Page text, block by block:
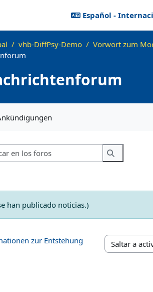
Español -
vhb-DiffPsy-Demo
Vorwort zum
Buscar en los
Buscar en
han publicado noticias.)
zur Entstehung
Saltar a